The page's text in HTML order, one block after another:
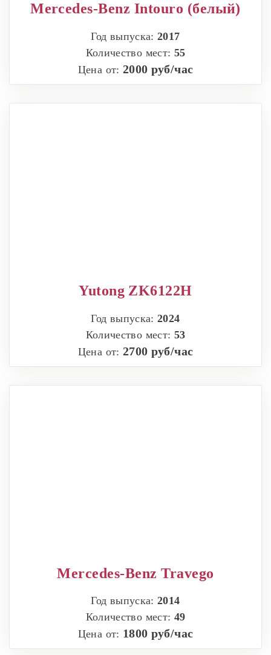
Mercedes-Benz Intouro (белый)
Год выпуска:2017
Количество мест: 55
Цена от: 2000 руб/час
Yutong ZK6122H
Год выпуска:2024
Количество мест: 53
Цена от: 2700 руб/час
Mercedes-Benz Travego
Год выпуска:2014
Количество мест: 49
Цена от: 1800 руб/час